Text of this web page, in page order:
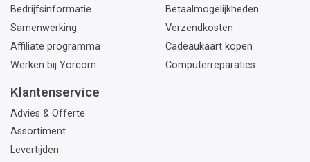
Bedrijfsinformatie
Samenwerking
Affiliate programma
Werken bij Yorcom
Betaalmogelijkheden
Verzendkosten
Cadeaukaart kopen
Computerreparaties
Klantenservice
Advies & Offerte
Assortiment
Levertijden